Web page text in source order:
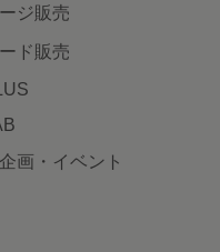
ジ販売
ド販売
画・イベント